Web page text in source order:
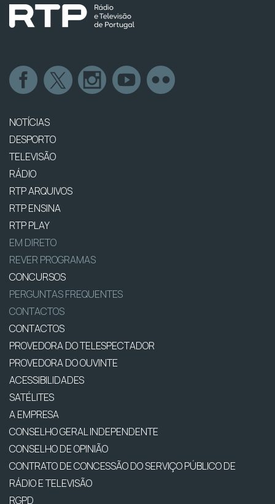
NOTÍCIAS
DESPORTO
TELEVISÃO
RÁDIO
RTP ARQUIVOS
RTP ENSINA
RTP PLAY
EM DIRETO
REVER PROGRAMAS
CONCURSOS
PERGUNTAS FREQUENTES
CONTACTOS
CONTACTOS
PROVEDORA DO TELESPECTADOR
PROVEDORA DO OUVINTE
ACESSIBILIDADES
SATÉLITES
A EMPRESA
CONSELHO GERAL INDEPENDENTE
CONSELHO DE OPINIÃO
CONTRATO DE CONCESSÃO DO SERVIÇO PÚBLICO DE
RÁDIO E TELEVISÃO
RGPD